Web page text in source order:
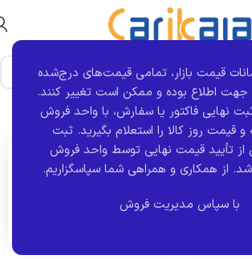
قیمت بازار، تمامی قیمت‌های درج‌شده
اطلاع بوده و ممکن است تغییر کنند.
نهایی فاکتور یا سفارش، با واحد فروش
قیمت روز کالا را استعلام بگیرید. ثبت
تأیید قیمت نهایی توسط واحد فروش
از همکاری و همراهی شما سپاسگزاریم.
با سپاس مدیریت فروش
اکنون مشاهده می کنید :
برند خودرو